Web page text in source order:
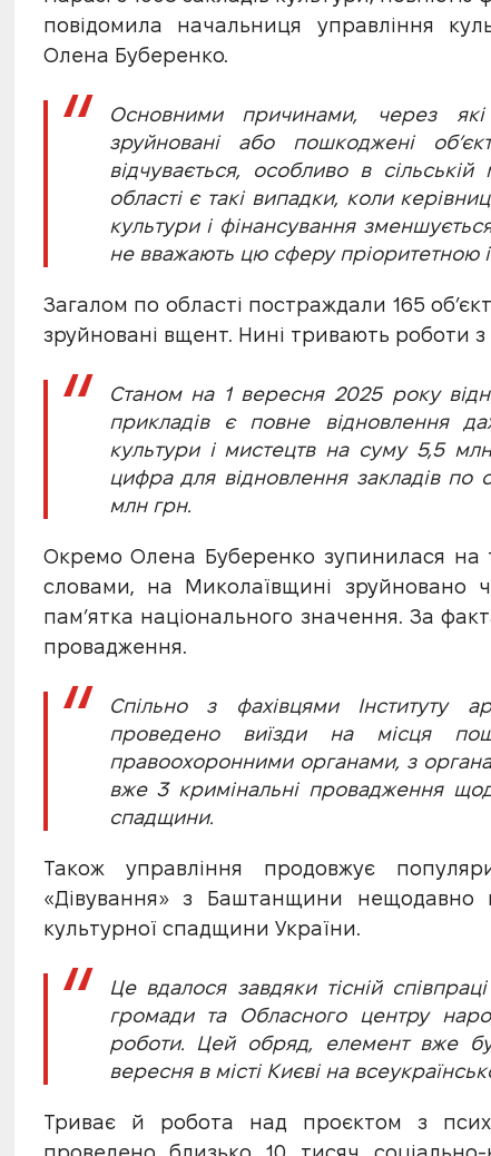
повідомила начальниця управління
Олена Буберенко.
Основними причинами, через
зруйновані або пошкоджені
відчувається, особливо в
області є такі випадки, коли
культури і фінансування
не вважають цю сферу пріоритетною
Загалом по області постраждали 165
зруйновані вщент. Нині тривають роботи з
Станом на 1 вересня 2025 року
прикладів є повне відновлення
культури і мистецтв на суму 5,5
цифра для відновлення закладів по
млн грн.
Окремо Олена Буберенко зупинилася на
словами, на Миколаївщині зруйновано
пам’ятка національного значення. За
провадження.
Спільно з фахівцями Інституту
проведено виїзди на місця
правоохоронними органами, з
вже 3 кримінальні провадження
спадщини.
Також управління продовжує
«Дівування» з Баштанщини нещодавно
культурної спадщини України.
Це вдалося завдяки тісній
громади та Обласного центру
роботи. Цей обряд, елемент вже
вересня в місті Києві на
Триває й робота над проєктом з